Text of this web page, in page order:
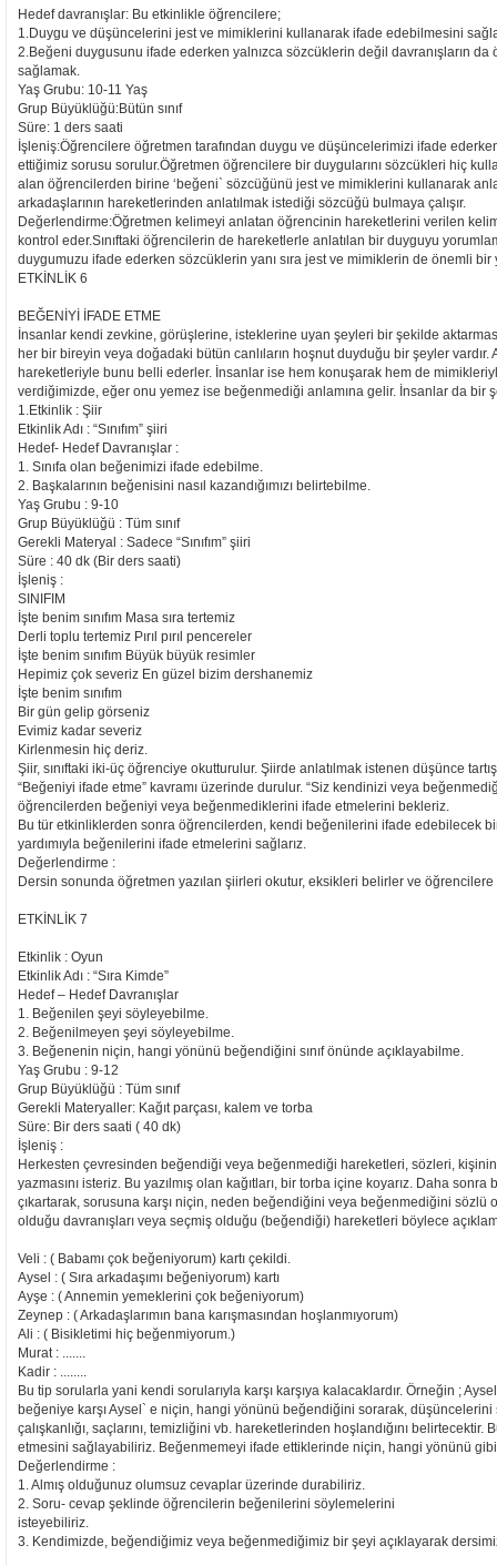
Hedef davranışlar: Bu etkinlikle öğrencilere;
1.Duygu ve düşüncelerini jest ve mimiklerini kullanarak ifade edebilmesini
2.Beğeni duygusunu ifade ederken yalnızca sözcüklerin değil davranışların
sağlamak.
Yaş Grubu: 10-11 Yaş
Grup Büyüklüğü:Bütün sınıf
Süre: 1 ders saati
İşleniş:Öğrencilere öğretmen tarafından duygu ve düşüncelerimizi ifade
ettiğimiz sorusu sorulur.Öğretmen öğrencilere bir duygularını sözcükleri hiç
alan öğrencilerden birine ‘beğeni` sözcüğünü jest ve mimiklerini kullanarak
arkadaşlarının hareketlerinden anlatılmak istediği sözcüğü bulmaya çalışır.
Değerlendirme:Öğretmen kelimeyi anlatan öğrencinin hareketlerini verilen
kontrol eder.Sınıftaki öğrencilerin de hareketlerle anlatılan bir duyguyu
duygumuzu ifade ederken sözcüklerin yanı sıra jest ve mimiklerin de önemli
ETKİNLİK 6
BEĞENİYİ İFADE ETME
İnsanlar kendi zevkine, görüşlerine, isteklerine uyan şeyleri bir şekilde
her bir bireyin veya doğadaki bütün canlıların hoşnut duyduğu bir şeyler
hareketleriyle bunu belli ederler. İnsanlar ise hem konuşarak hem de
verdiğimizde, eğer onu yemez ise beğenmediği anlamına gelir. İnsanlar da bir
1.Etkinlik : Şiir
Etkinlik Adı : “Sınıfım” şiiri
Hedef- Hedef Davranışlar :
1. Sınıfa olan beğenimizi ifade edebilme.
2. Başkalarının beğenisini nasıl kazandığımızı belirtebilme.
Yaş Grubu : 9-10
Grup Büyüklüğü : Tüm sınıf
Gerekli Materyal : Sadece “Sınıfım” şiiri
Süre : 40 dk (Bir ders saati)
İşleniş :
SINIFIM
İşte benim sınıfım Masa sıra tertemiz
Derli toplu tertemiz Pırıl pırıl pencereler
İşte benim sınıfım Büyük büyük resimler
Hepimiz çok severiz En güzel bizim dershanemiz
İşte benim sınıfım
Bir gün gelip görseniz
Evimiz kadar severiz
Kirlenmesin hiç deriz.
Şiir, sınıftaki iki-üç öğrenciye okutturulur. Şiirde anlatılmak istenen düşünce
“Beğeniyi ifade etme” kavramı üzerinde durulur. “Siz kendinizi veya
öğrencilerden beğeniyi veya beğenmediklerini ifade etmelerini bekleriz.
Bu tür etkinliklerden sonra öğrencilerden, kendi beğenilerini ifade edebilecek
yardımıyla beğenilerini ifade etmelerini sağlarız.
Değerlendirme :
Dersin sonunda öğretmen yazılan şiirleri okutur, eksikleri belirler ve
ETKİNLİK 7
Etkinlik : Oyun
Etkinlik Adı : “Sıra Kimde”
Hedef – Hedef Davranışlar
1. Beğenilen şeyi söyleyebilme.
2. Beğenilmeyen şeyi söyleyebilme.
3. Beğenenin niçin, hangi yönünü beğendiğini sınıf önünde açıklayabilme.
Yaş Grubu : 9-12
Grup Büyüklüğü : Tüm sınıf
Gerekli Materyaller: Kağıt parçası, kalem ve torba
Süre: Bir ders saati ( 40 dk)
İşleniş :
Herkesten çevresinden beğendiği veya beğenmediği hareketleri, sözleri, kişinin
yazmasını isteriz. Bu yazılmış olan kağıtları, bir torba içine koyarız. Daha
çıkartarak, sorusuna karşı niçin, neden beğendiğini veya beğenmediğini sözlü
olduğu davranışları veya seçmiş olduğu (beğendiği) hareketleri böylece
Veli : ( Babamı çok beğeniyorum) kartı çekildi.
Aysel : ( Sıra arkadaşımı beğeniyorum) kartı
Ayşe : ( Annemin yemeklerini çok beğeniyorum)
Zeynep : ( Arkadaşlarımın bana karışmasından hoşlanmıyorum)
Ali : ( Bisikletimi hiç beğenmiyorum.)
Murat : .......
Kadir : ........
Bu tip sorularla yani kendi sorularıyla karşı karşıya kalacaklardır. Örneğin ;
beğeniye karşı Aysel` e niçin, hangi yönünü beğendiğini sorarak, düşüncelerini
çalışkanlığı, saçlarını, temizliğini vb. hareketlerinden hoşlandığını
etmesini sağlayabiliriz. Beğenmemeyi ifade ettiklerinde niçin, hangi yönünü
Değerlendirme :
1. Almış olduğunuz olumsuz cevaplar üzerinde durabiliriz.
2. Soru- cevap şeklinde öğrencilerin beğenilerini söylemelerini
isteyebiliriz.
3. Kendimizde, beğendiğimiz veya beğenmediğimiz bir şeyi açıklayarak